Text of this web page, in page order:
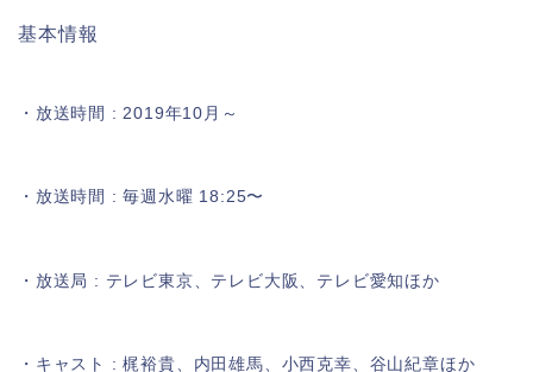
基本情報
・放送時間 : 2019年10月～
・放送時間 : 毎週水曜 18:25〜
・放送局 : テレビ東京、テレビ大阪、テレビ愛知ほか
・キャスト : 梶裕貴、内田雄馬、小西克幸、谷山紀章ほか